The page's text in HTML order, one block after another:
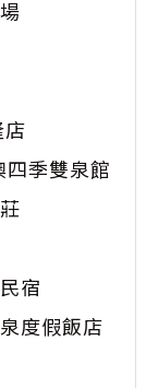
店
季雙泉館
宿
度假飯店